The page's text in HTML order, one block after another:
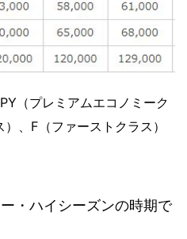
（プレミアムエコノミーク
、F（ファーストクラス）
・ハイシーズンの時期で